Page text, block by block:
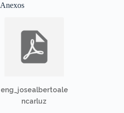
Anexos
eng_josealbertoale
ncarluz